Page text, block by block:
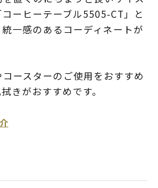
ーヒーテーブル5505-CT」と
一感のあるコーディネートが
ースターのご使用をおすすめ
きがおすすめです。